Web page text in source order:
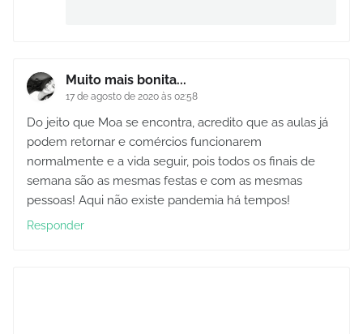
Muito mais bonita...
17 de agosto de 2020 às 02:58
Do jeito que Moa se encontra, acredito que as aulas já
podem retornar e comércios funcionarem
normalmente e a vida seguir, pois todos os finais de
semana são as mesmas festas e com as mesmas
pessoas! Aqui não existe pandemia há tempos!
Responder